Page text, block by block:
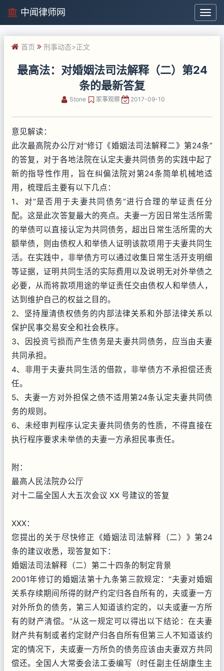
中
闻
律
中闻律师网
首页 刑事动态>正文
最高法：对婚姻法司法解释（二）第24
条的最新答复
Stone 家事观察 2017-09-10
意见解读：
此次最高院办公厅对“修订《婚姻法司法解释二》第24条”
的答复，对于各地法院在认定夫妻共同债务的实践中起了
新的指导性作用，旨在纠偏法院对第24条简单机械地适
用，梳理后主要有以下几点：
1、对“是否用于夫妻共同债务”进行合理的举证责任分
配。这是此次答复最大的亮点。夫妻一方因日常生活所需
的举债可以直接认定为共同债务，超出日常生活所需的大
额举债，则由债权人和举债人证明该款项用于夫妻共同生
活。在实践中，非举债方可以通过收集日常生活开支明细
等证据，证明共同生活的实际费用以及说明无对外举债之
必要，从而将款项用途的举证责任交由债权人和举债人，
达到维护自己的权益之目的。
2、坚持厘清债权债务的内部法律关系和外部法律关系以
保护民事交易安全和社会秩序。
3、因投资亏损而产生债务是夫妻共同债务，应当由夫妻
共同承担。
4、非用于夫妻共同生活的借款，非举债方不承担偿还责
任。
5、夫妻一方对外担保之债不适用第24条认定夫妻共同债
务的规则。
6、未经审判程序认定夫妻共同债务的性质，不得直接在
执行程序要求未举债的夫妻一方承担民事责任。
附：
最高人民法院办公厅
对十二届全国人大五次会议 XX 号建议的答复
XXX：
您提出的关于尽快修正《婚姻法司法解释（二）》第24
条的建议收悉，现答复如下：
婚姻法司法解释（二）第二十四条的制定背景
2001年修订的婚姻法第十九条第三款规定：“夫妻对婚姻
关系存续期间所得的财产约定归各自所有的，夫或妻一方
对外所负的债务，第三人知道该约定的，以夫或妻一方所
有的财产清偿。”从这一规定可以得出以下结论：在夫妻
财产共有制或者约定财产归各自所有但第三人不知道该约
定的情况下，夫或妻一方所负的债务应该由夫妻双方共同
偿还。全国人大常委会法工委编写（时任副主任胡康生主